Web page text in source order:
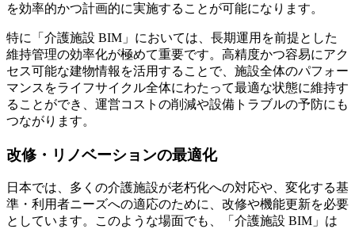
を効率的かつ計画的に実施することが可能になります。
特に「介護施設 BIM」においては、長期運用を前提とした
維持管理の効率化が極めて重要です。高精度かつ容易にアク
セス可能な建物情報を活用することで、施設全体のパフォー
マンスをライフサイクル全体にわたって最適な状態に維持す
ることができ、運営コストの削減や設備トラブルの予防にも
つながります。
改修・リノベーションの最適化
日本では、多くの介護施設が老朽化への対応や、変化する基
準・利用者ニーズへの適応のために、改修や機能更新を必要
としています。このような場面でも、「介護施設 BIM」は